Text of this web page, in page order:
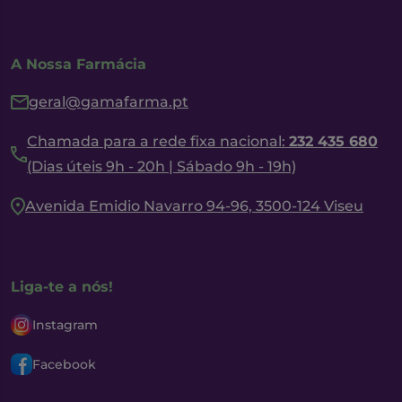
A Nossa Farmácia
geral@gamafarma.pt
Chamada para a rede fixa nacional: 232 435 680
(Dias úteis 9h - 20h | Sábado 9h - 19h)
Avenida Emidio Navarro 94-96, 3500-124 Viseu
Liga-te a nós!
Instagram
Facebook